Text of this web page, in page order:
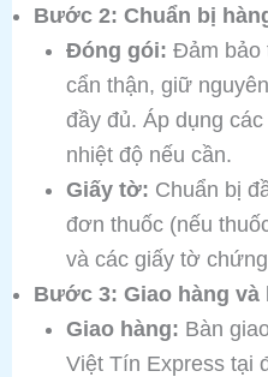
Bước 2: Chuẩn bị
Đóng gói: Đảm bảo
cẩn thận, giữ
đầy đủ. Áp dụng
nhiệt độ nếu cần.
Giấy tờ: Chuẩn bị
đơn thuốc (nếu
và các giấy tờ
Bước 3: Giao hàng và
Giao hàng: Bàn
Việt Tín Express tại